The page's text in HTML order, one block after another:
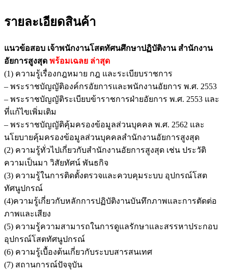
รายละเอียดสินค้า
แนวข้อสอบ เจ้าพนักงานโสตทัศนศึกษาปฏิบัติงาน สำนักงาน
อัยการสูงสุด พร้อมเฉลย ล่าสุด
(1) ความรู้เรื่องกฎหมาย กฎ และระเบียบราชการ
– พระราชบัญญัติองค์กรอัยการและพนักงานอัยการ พ.ศ. 2553
– พระราชบัญญัติระเบียบข้าราชการฝ่ายอัยการ พ.ศ. 2553 และ
ที่แก้ไขเพิ่มเติม
– พระราชบัญญัติคุ้มครองข้อมูลส่วนบุคคล พ.ศ. 2562 และ
นโยบายคุ้มครองข้อมูลส่วนบุคคลสำนักงานอัยการสูงสุด
(2) ความรู้ทั่วไปเกี่ยวกับสำนักงานอัยการสูงสุด เช่น ประวัติ
ความเป็นมา วิสัยทัศน์ พันธกิจ
(3) ความรู้ในการติดตั้งตรวจและควบคุมระบบ อุปกรณ์โสต
ทัศนูปกรณ์
(4)ความรู้เกี่ยวกับหลักการปฏิบัติงานบันทึกภาพและการตัดต่อ
ภาพและเสียง
(5) ความรู้ความสามารถในการดูแลรักษาและสรรหาประกอบ
อุปกรณ์โสตทัศนูปกรณ์
(6) ความรู้เบื้องต้นเกี่ยวกับระบบสารสนเทศ
(7) สถานการณ์ปัจจุบัน